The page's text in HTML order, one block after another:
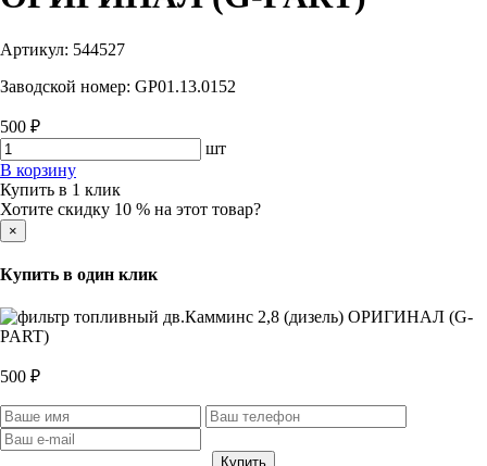
Артикул: 544527
Заводской номер: GP01.13.0152
500 ₽
шт
В корзину
Купить в 1 клик
Хотите скидку 10 % на этот товар?
×
Купить в один клик
500 ₽